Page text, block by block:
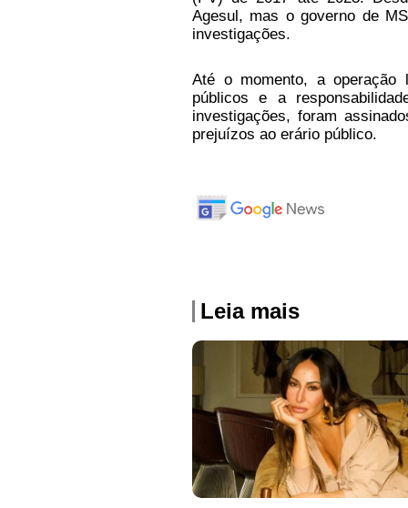
Agesul, mas o governo de
investigações.
Até o momento, a operação
públicos e a
investigações, foram
prejuízos ao erário público.
Leia mais